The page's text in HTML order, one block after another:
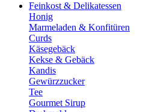
Feinkost & Delikatessen
Honig
Marmeladen & Konfitüren
Curds
Käsegebäck
Kekse & Gebäck
Kandis
Gewürzzucker
Tee
Gourmet Sirup